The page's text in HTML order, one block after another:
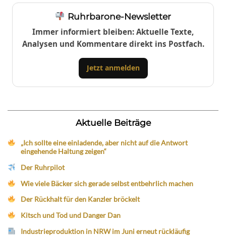
Ruhrbarone-Newsletter
Immer informiert bleiben: Aktuelle Texte,
Analysen und Kommentare direkt ins Postfach.
Jetzt anmelden
Aktuelle Beiträge
„Ich sollte eine einladende, aber nicht auf die Antwort
eingehende Haltung zeigen“
Der Ruhrpilot
Wie viele Bäcker sich gerade selbst entbehrlich machen
Der Rückhalt für den Kanzler bröckelt
Kitsch und Tod und Danger Dan
Industrieproduktion in NRW im Juni erneut rückläufig